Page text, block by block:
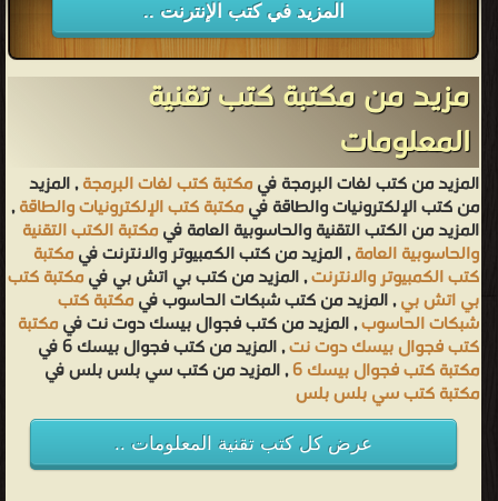
المزيد في كتب الإنترنت ..
مزيد من مكتبة كتب تقنية
المعلومات
المزيد من كتب لغات البرمجة فيمكتبة كتب لغات البرمجة, المزيد
من كتب الإلكترونيات والطاقة فيمكتبة كتب الإلكترونيات والطاقة,
المزيد من الكتب التقنية والحاسوبية العامة فيمكتبة الكتب التقنية
والحاسوبية العامة, المزيد من كتب الكمبيوتر والانترنت فيمكتبة
كتب الكمبيوتر والانترنت, المزيد من كتب بي اتش بي فيمكتبة كتب
بي اتش بي, المزيد من كتب شبكات الحاسوب فيمكتبة كتب
شبكات الحاسوب, المزيد من كتب فجوال بيسك دوت نت فيمكتبة
كتب فجوال بيسك دوت نت, المزيد من كتب فجوال بيسك 6 في
مكتبة كتب فجوال بيسك 6 , المزيد من كتب سي بلس بلس في
مكتبة كتب سي بلس بلس
عرض كل كتب تقنية المعلومات ..